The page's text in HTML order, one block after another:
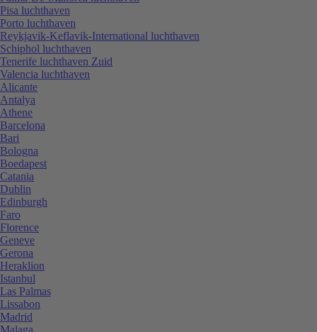
Pisa luchthaven
Porto luchthaven
Reykjavik-Keflavik-International luchthaven
Schiphol luchthaven
Tenerife luchthaven Zuid
Valencia luchthaven
Alicante
Antalya
Athene
Barcelona
Bari
Bologna
Boedapest
Catania
Dublin
Edinburgh
Faro
Florence
Geneve
Gerona
Heraklion
Istanbul
Las Palmas
Lissabon
Madrid
Malaga